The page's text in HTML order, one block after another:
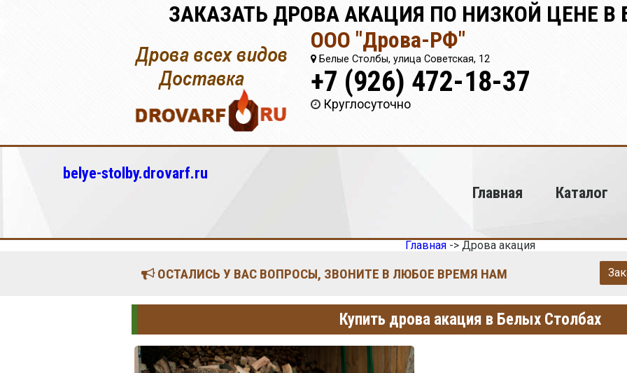
ЗАКАЗАТЬ ДРОВА АКАЦИЯ ПО НИЗКОЙ ЦЕНЕ В
ООО "Дрова-РФ"
Белые Столбы, улица Советская, 12
+7 (926) 472-18-37
Круглосуточно
belye-stolby.drovarf.ru
Главная
Каталог
Главная -> Дрова акация
ОСТАЛИСЬ У ВАС ВОПРОСЫ, ЗВОНИТЕ В ЛЮБОЕ ВРЕМЯ НАМ
Купить дрова акация в Белых Столбах